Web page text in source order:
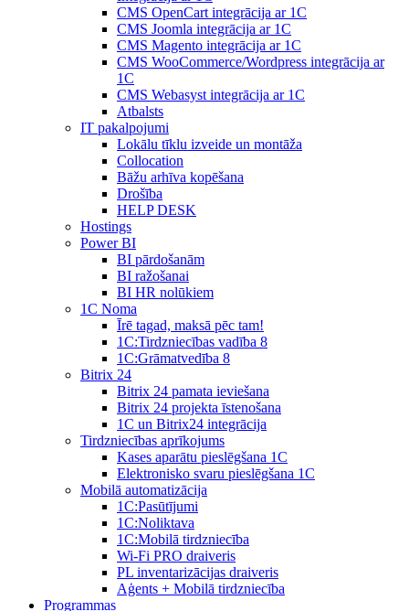
CMS OpenCart integrācija ar 1C
CMS Joomla integrācija ar 1C
CMS Magento integrācija ar 1C
CMS WooCommerce/Wordpress integrācija ar
1C
CMS Webasyst integrācija ar 1C
Atbalsts
IT pakalpojumi
Lokālu tīklu izveide un montāža
Collocation
Bāžu arhīva kopēšana
Drošība
HELP DESK
Hostings
Power BI
BI pārdošanām
BI ražošanai
BI HR nolūkiem
1C Noma
Īrē tagad, maksā pēc tam!
1С:Tirdzniecības vadība 8
1С:Grāmatvedība 8
Bitrix 24
Bitrix 24 pamata ieviešana
Bitrix 24 projekta īstenošana
1C un Bitrix24 integrācija
Tirdzniecības aprīkojums
Kases aparātu pieslēgšana 1C
Elektronisko svaru pieslēgšana 1C
Mobilā automatizācija
1С:Pasūtījumi
1С:Noliktava
1С:Mobilā tirdzniecība
Wi-Fi PRO draiveris
PL inventarizācijas draiveris
Aģents + Mobilā tirdzniecība
Programmas